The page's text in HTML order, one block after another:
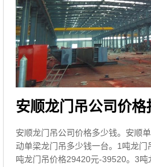
安顺龙门吊公司价格
安顺龙门吊公司价格多少钱。安顺
动单梁龙门吊多少钱一台。1吨龙
吨龙门吊价格29420元-39520。3